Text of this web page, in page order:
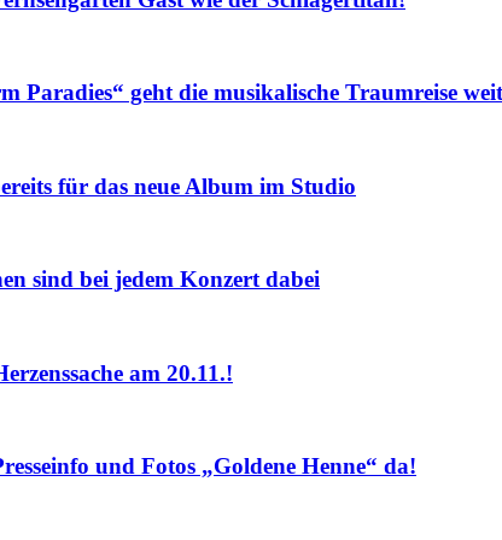
geht die musikalische Traumreise
für das neue Album im Studio
sind bei jedem Konzert dabei
am 20.11.!
und Fotos „Goldene Henne“ da!